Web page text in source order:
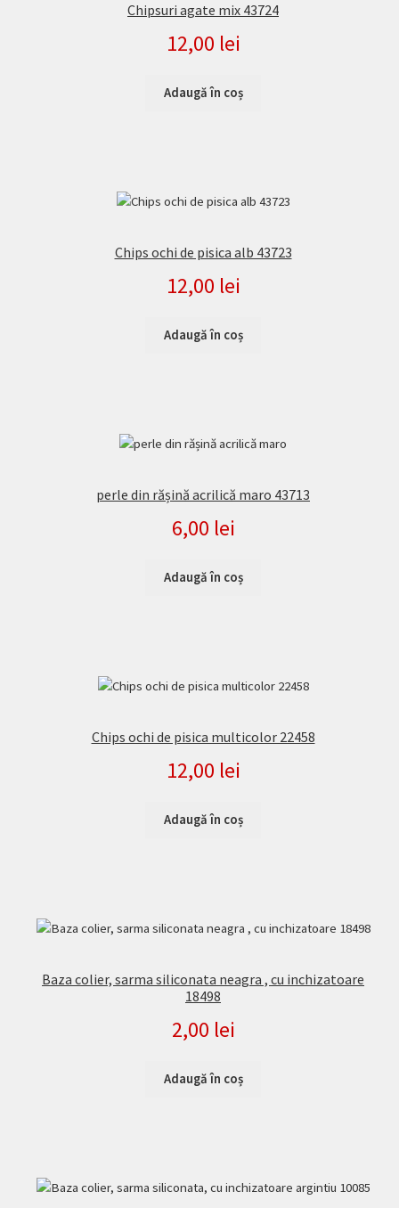
Chipsuri agate mix 43724
12,00 lei
Adaugă în coș
Chips ochi de pisica alb 43723
12,00 lei
Adaugă în coș
perle din rășină acrilică maro 43713
6,00 lei
Adaugă în coș
Chips ochi de pisica multicolor 22458
12,00 lei
Adaugă în coș
Baza colier, sarma siliconata neagra , cu inchizatoare
18498
2,00 lei
Adaugă în coș